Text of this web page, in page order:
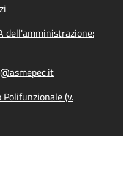
dell'amministrazione:
(v.